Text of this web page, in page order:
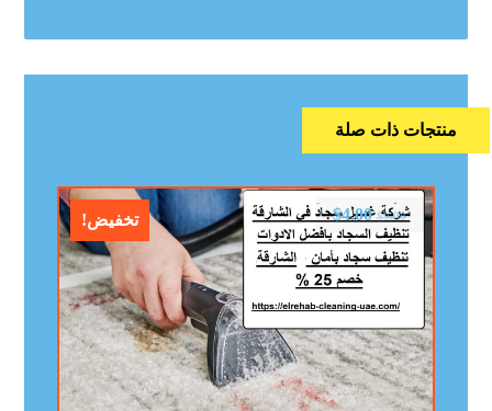
منتجات ذات صلة
تخفيض! $9.00
$4.00